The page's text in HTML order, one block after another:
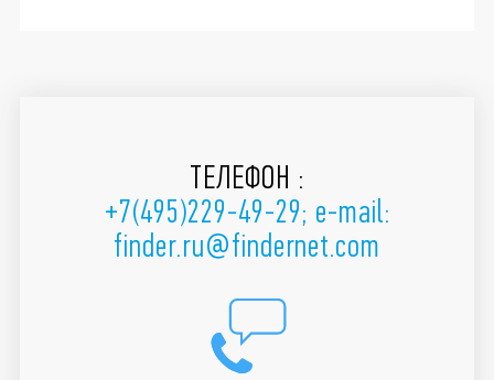
ТЕЛЕФОН :
+7(495)229-49-29; e-mail:
finder.ru@findernet.com